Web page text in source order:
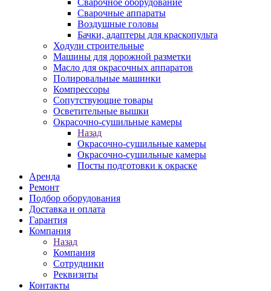
Сварочное оборудование
Сварочные аппараты
Воздушные головы
Бачки, адаптеры для краскопульта
Ходули строительные
Машины для дорожной разметки
Масло для окрасочных аппаратов
Полировальные машинки
Компрессоры
Сопутствующие товары
Осветительные вышки
Окрасочно-сушильные камеры
Назад
Окрасочно-сушильные камеры
Окрасочно-сушильные камеры
Посты подготовки к окраске
Аренда
Ремонт
Подбор оборудования
Доставка и оплата
Гарантия
Компания
Назад
Компания
Сотрудники
Реквизиты
Контакты